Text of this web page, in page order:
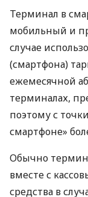
Терминал в
мобильный и
случае
(смартфона)
ежемесячной
терминалах,
поэтому с
смартфоне»
Обычно
вместе с
средства в